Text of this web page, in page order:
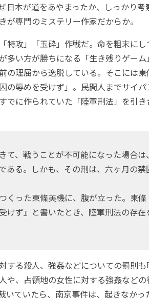
本が道をあやまったか、しっかり考
専門のミステリー作家だからか。
特攻」「玉砕」作戦だ。命を粗末に
多い方が勝ちになる「生き残りゲー
の理屈から逸脱している。そこには東
の辱めを受けず」。民間人までサイ
でに作られていた「陸軍刑法」を引
て、戦うことが不可能になった場合は
ある。しかも、その刑は、六ヶ月の禁
くった東條英機に、腹が立った。東
けず』と書いたとき、陸軍刑法の存在
する殺人、強姦などについての罰則も
や、占領地の女性に対する強姦など
いていたら、南京事件は、起きなかっ